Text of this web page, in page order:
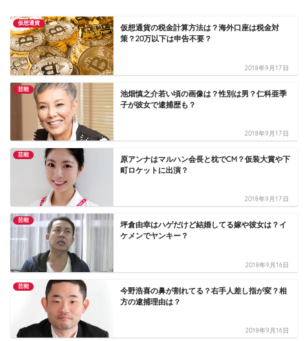
仮想通貨
仮想通貨の税金計算方法は？海外口座は税金対
策？20万以下は申告不要？
2018年9月17日
芸能
池畑慎之介若い頃の画像は？性別は男？仁科亜季
子が彼女で逮捕歴も？
2018年9月17日
芸能
原アンナはマルハン会長と枕でCM？仮装大賞や下
町ロケットに出演？
2018年9月17日
芸能
坪倉由幸はハゲだけど結婚してる嫁や彼女は？イ
ケメンでヤンキー？
2018年9月16日
芸能
今野浩喜の鼻が割れてる？右手人差し指が変？相
方の逮捕理由は？
2018年9月16日